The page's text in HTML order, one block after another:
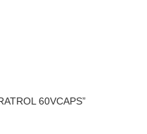
60VCAPS”